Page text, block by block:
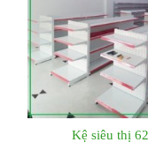
Kệ siêu thị 62